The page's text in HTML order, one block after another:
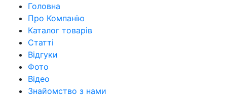
Головна
Про Компанію
Каталог товарів
Статті
Відгуки
Фото
Відео
Знайомство з нами